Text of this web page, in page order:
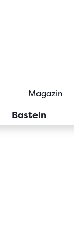
Magazin
Basteln